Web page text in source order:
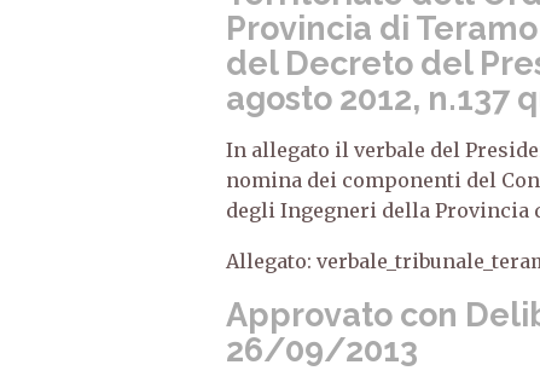
Provincia di
del Decreto del
agosto 2012, n.137
In allegato il verbale del
nomina dei componenti del
degli Ingegneri della Provincia
Allegato:
Approvato con
26/09/2013